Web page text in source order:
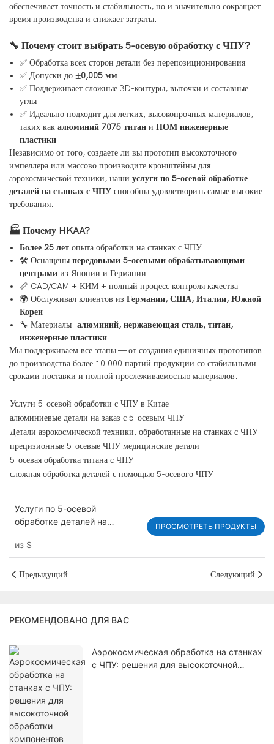
обеспечивает точность и стабильность, но и значительно сокращает
время производства и снижает затраты.
🔧 Почему стоит выбрать 5-осевую обработку с ЧПУ?
✅ Обработка всех сторон детали без перепозиционирования
✅ Допуски до ±0,005 мм
✅ Поддерживает сложные 3D-контуры, выточки и составные
углы
✅ Идеально подходит для легких, высокопрочных материалов,
таких как алюминий 7075 титани ПОМ инженерные
пластики
Независимо от того, создаете ли вы прототип высокоточного
импеллера или массово производите кронштейны для
аэрокосмической техники, наши услуги по 5-осевой обработке
деталей на станках с ЧПУ способны удовлетворить самые высокие
требования.
🏭 Почему HKAA?
Более 25 летопыта обработки на станках с ЧПУ
🛠 Оснащены передовыми 5-осевыми обрабатывающими
центрамииз Японии и Германии
📏 CAD/CAM + КИМ + полный процесс контроля качества
🌍 Обслуживал клиентов из Германии, США, Италии, Южной
Кореи
🔧 Материалы: алюминий, нержавеющая сталь, титан,
инженерные пластики
Мы поддерживаем все этапы — от создания единичных прототипов
до производства более 10 000 партий продукции со стабильными
сроками поставки и полной прослеживаемостью материалов.
Услуги 5-осевой обработки с ЧПУ в Китае
алюминиевые детали на заказ с 5-осевым ЧПУ
Детали аэрокосмической техники, обработанные на станках с ЧПУ
прецизионные 5-осевые ЧПУ медицинские детали
5-осевая обработка титана с ЧПУ
сложная обработка деталей с помощью 5-осевого ЧПУ
Услуги по 5-осевой
обработке деталей на
алюминиевые корпуса для
аэрокосмической
промышленности
из $
ПРОСМОТРЕТЬ ПРОДУКТЫ
Предыдущий Следующий
РЕКОМЕНДОВАНО ДЛЯ ВАС
Аэрокосмическая обработка на станках
с ЧПУ: решения для высокоточной